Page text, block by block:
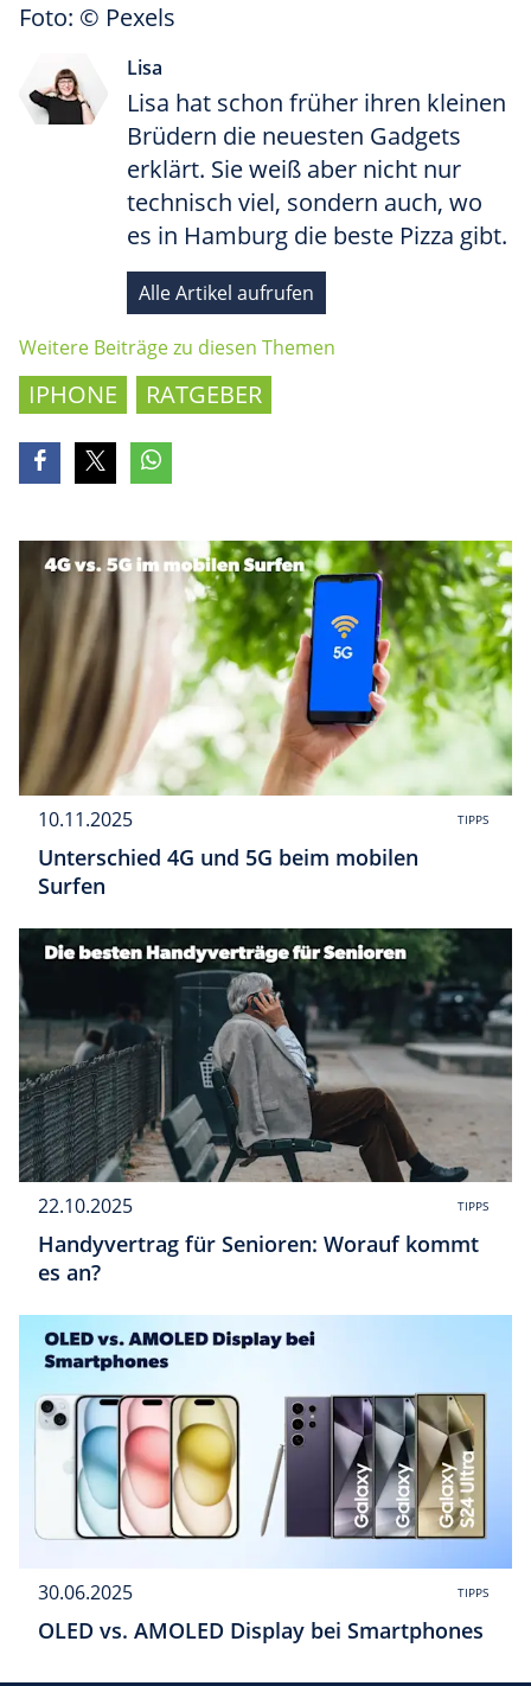
Foto: © Pexels
Lisa
Lisa hat schon früher ihren kleinen
Brüdern die neuesten Gadgets
erklärt. Sie weiß aber nicht nur
technisch viel, sondern auch, wo
es in Hamburg die beste Pizza gibt.
Alle Artikel aufrufen
Weitere Beiträge zu diesen Themen
IPHONE RATGEBER
Unterschied 4G und 5G beim mobilen
Surfen
TIPPS
10.11.2025
Handyvertrag für Senioren: Worauf kommt
es an?
TIPPS
22.10.2025
OLED vs. AMOLED Display bei Smartphones
TIPPS
30.06.2025